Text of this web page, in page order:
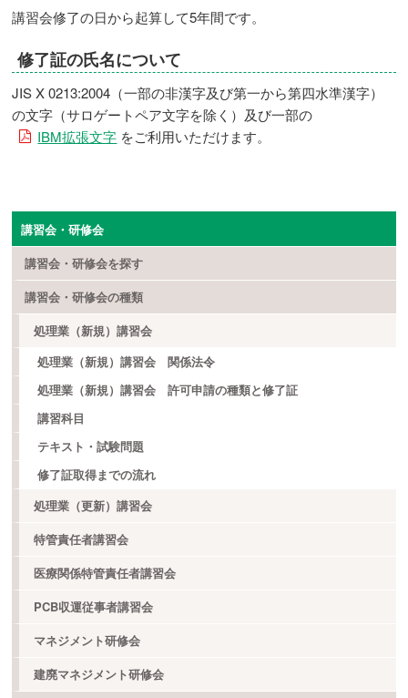
講習会修了の日から起算して5年間です。
修了証の氏名について
JIS X 0213:2004（一部の非漢字及び第一から第四水準漢字）
の文字（サロゲートペア文字を除く）及び一部の
IBM拡張文字 をご利用いただけます。
講習会・研修会
講習会・研修会を探す
講習会・研修会の種類
処理業（新規）講習会
処理業（新規）講習会 関係法令
処理業（新規）講習会 許可申請の種類と修了証
講習科目
テキスト・試験問題
修了証取得までの流れ
処理業（更新）講習会
特管責任者講習会
医療関係特管責任者講習会
PCB収運従事者講習会
マネジメント研修会
建廃マネジメント研修会